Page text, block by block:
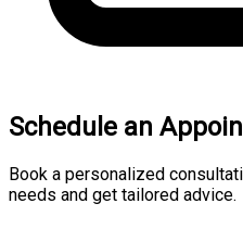
Schedule an
Book a personalized
needs and get tailored advice.